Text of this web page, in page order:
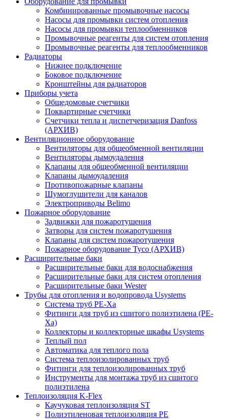
Комбинированные промывочные насосы
Насосы для промывки систем отопления
Насосы для промывки теплообменников
Промывочные реагенты для систем отопления
Промывочные реагенты для теплообменников
Радиаторы
Нижнее подключение
Боковое подключение
Кронштейны для радиаторов
Приборы учета
Общедомовые счетчики
Поквартирные счетчики
Счетчики тепла и диспетчеризация Danfoss
(АРХИВ)
Вентиляционное оборудование
Вентиляторы для общеобменной вентиляции
Вентиляторы дымоудаления
Клапаны для общеобменной вентиляции
Клапаны дымоудаления
Противопожарные клапаны
Шумоглушители для каналов
Электроприводы Belimo
Пожарное оборудование
Задвижки для пожаротушения
Затворы для систем пожаротушения
Клапаны для систем пожаротушения
Пожарное оборудование Tyco (АРХИВ)
Расширительные баки
Расширительные баки для водоснабжения
Расширительные баки для систем отопления
Расширительные баки Wester
Трубы для отопления и водопровода Usystems
Система труб PE-Xa
Фитинги для труб из сшитого полиэтилена (PE-
Xa)
Коллекторы и коллекторные шкафы Usystems
Теплый пол
Автоматика для теплого пола
Система теплоизолированных труб
Фитинги для теплоизолированных труб
Инструменты для монтажа труб из сшитого
полиэтилена
Теплоизоляция K-Flex
Каучуковая теплоизоляция ST
Полиэтиленовая теплоизоляция PE